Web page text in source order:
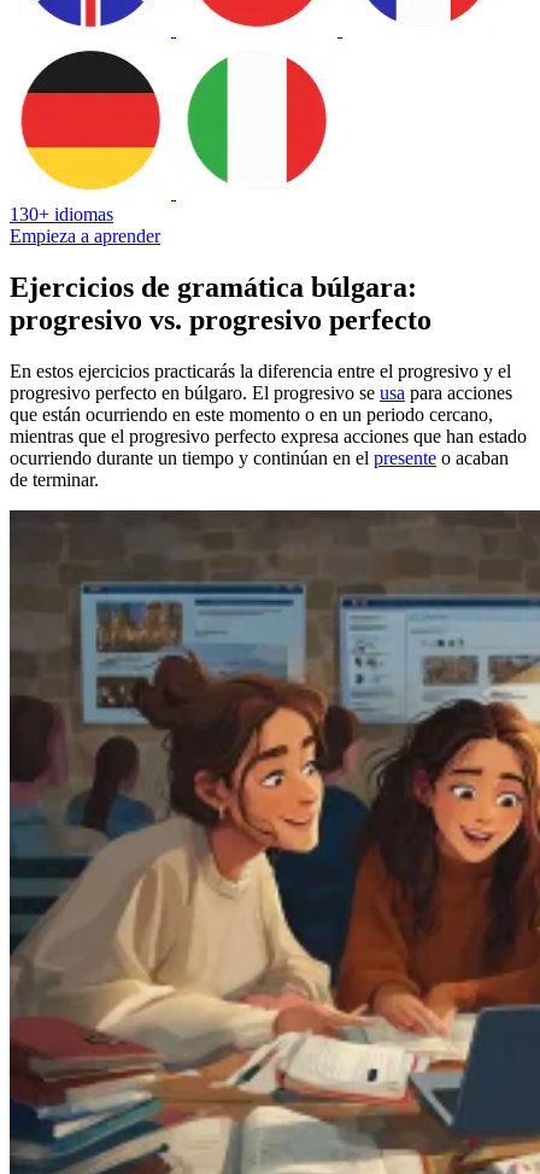
130+ idiomas
Empieza a aprender
Ejercicios de gramática búlgara:
progresivo vs. progresivo perfecto
En estos ejercicios practicarás la diferencia entre el progresivo y el
progresivo perfecto en búlgaro. El progresivo se usa para acciones
que están ocurriendo en este momento o en un periodo cercano,
mientras que el progresivo perfecto expresa acciones que han estado
ocurriendo durante un tiempo y continúan en el presente o acaban
de terminar.